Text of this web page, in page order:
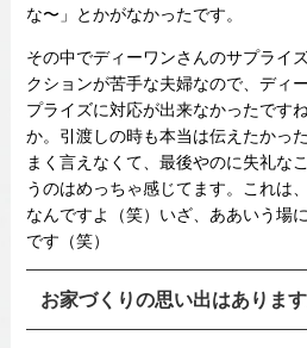
な〜」とかがなかったです。
その中でディーワンさんのサプライ
クションが苦手な夫婦なので、ディ
プライズに対応が出来なかったです
か。引渡しの時も本当は伝えたかっ
まく言えなくて、最後やのに失礼な
うのはめっちゃ感じてます。これは
なんですよ（笑）いざ、ああいう場
です（笑）
お家づくりの思い出はありま